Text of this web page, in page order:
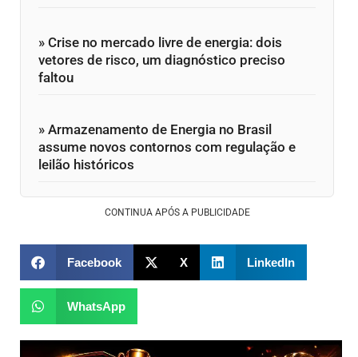
» Crise no mercado livre de energia: dois
vetores de risco, um diagnóstico preciso
faltou
» Armazenamento de Energia no Brasil
assume novos contornos com regulação e
leilão históricos
CONTINUA APÓS A PUBLICIDADE
Facebook X LinkedIn
WhatsApp